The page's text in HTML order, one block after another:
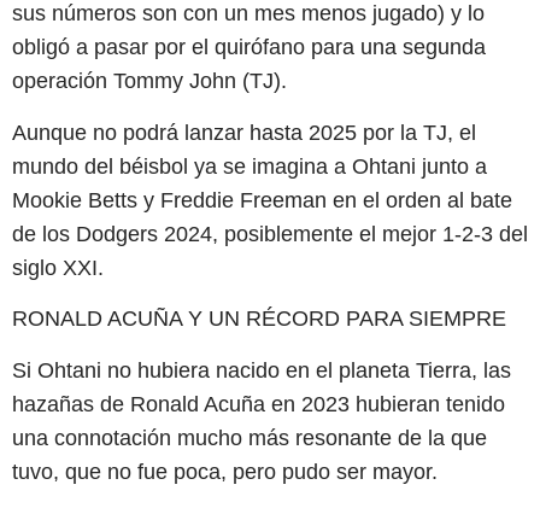
sus números son con un mes menos jugado) y lo
obligó a pasar por el quirófano para una segunda
operación Tommy John (TJ).
Aunque no podrá lanzar hasta 2025 por la TJ, el
mundo del béisbol ya se imagina a Ohtani junto a
Mookie Betts y Freddie Freeman en el orden al bate
de los Dodgers 2024, posiblemente el mejor 1-2-3 del
siglo XXI.
RONALD ACUÑA Y UN RÉCORD PARA SIEMPRE
Si Ohtani no hubiera nacido en el planeta Tierra, las
hazañas de Ronald Acuña en 2023 hubieran tenido
una connotación mucho más resonante de la que
tuvo, que no fue poca, pero pudo ser mayor.